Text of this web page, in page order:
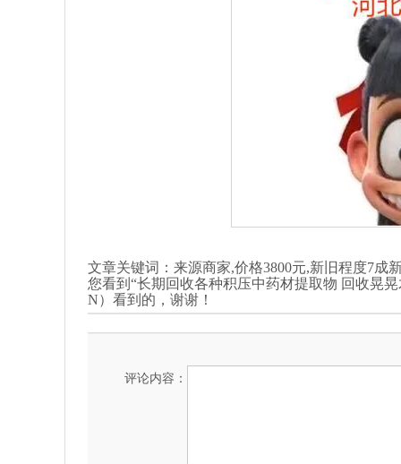
文章关键词：来源商家,价格3800元,新旧程度7成
您看到“长期回收各种积压中药材提取物 回收晃
N）看到的，谢谢！
评论内容：